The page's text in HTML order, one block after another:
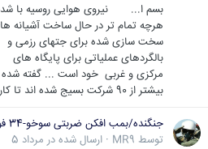
بسم ا... نیروی هوایی روسیه با
هرچه تمام تر در حال ساخت آشیانه
سخت سازی شده برای جتهای رزمی و
بالگردهای عملیاتی برای پایگاه های
مرکزی و غربی خود است ... گفته شده
بیشتر از 90 شرکت بسیج شده اند تا کار...
توسط MR9
· ارسال شده در مرداد 5